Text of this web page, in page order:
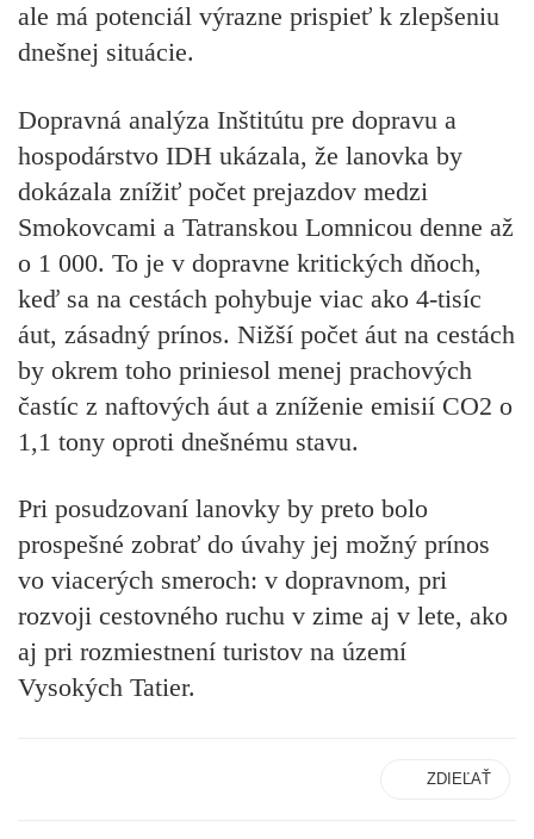
ale má potenciál výrazne prispieť k zlepšeniu
dnešnej situácie.
Dopravná analýza Inštitútu pre dopravu a
hospodárstvo IDH ukázala, že lanovka by
dokázala znížiť počet prejazdov medzi
Smokovcami a Tatranskou Lomnicou denne až
o 1 000. To je v dopravne kritických dňoch,
keď sa na cestách pohybuje viac ako 4-tisíc
áut, zásadný prínos. Nižší počet áut na cestách
by okrem toho priniesol menej prachových
častíc z naftových áut a zníženie emisií CO2 o
1,1 tony oproti dnešnému stavu.
Pri posudzovaní lanovky by preto bolo
prospešné zobrať do úvahy jej možný prínos
vo viacerých smeroch: v dopravnom, pri
rozvoji cestovného ruchu v zime aj v lete, ako
aj pri rozmiestnení turistov na území
Vysokých Tatier.
ZDIEĽAŤ